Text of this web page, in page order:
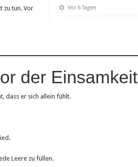
Vor 6 Tagen
zu tun. Vor
der Einsamkeit
dass er sich allein fühlt.
Leere zu füllen.